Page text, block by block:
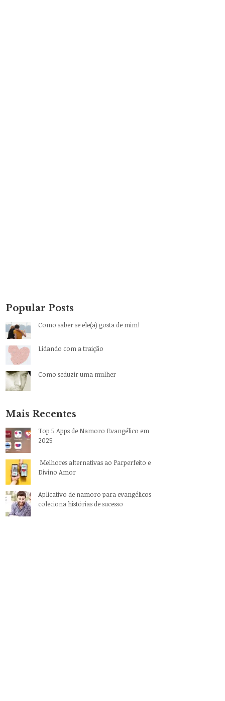
Popular Posts
Como saber se ele(a) gosta de mim!
Lidando com a traição
Como seduzir uma mulher
Mais Recentes
Top 5 Apps de Namoro Evangélico em
2025
Melhores alternativas ao Parperfeito e
Divino Amor
Aplicativo de namoro para evangélicos
coleciona histórias de sucesso